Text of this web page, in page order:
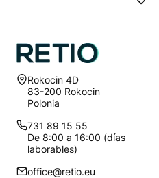
Dirección:
Rokocin 4D
83-200 Rokocin
Polonia
731 89 15 55
De 8:00 a 16:00 (días
laborables)
office@retio.eu